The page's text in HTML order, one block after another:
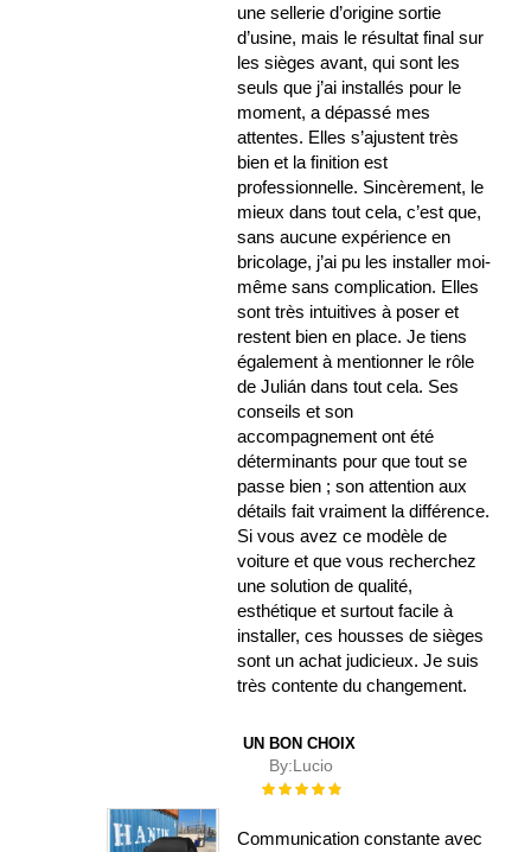
une sellerie d’origine sortie
d’usine, mais le résultat final sur
les sièges avant, qui sont les
seuls que j’ai installés pour le
moment, a dépassé mes
attentes. Elles s’ajustent très
bien et la finition est
professionnelle. Sincèrement, le
mieux dans tout cela, c’est que,
sans aucune expérience en
bricolage, j’ai pu les installer moi-
même sans complication. Elles
sont très intuitives à poser et
restent bien en place. Je tiens
également à mentionner le rôle
de Julián dans tout cela. Ses
conseils et son
accompagnement ont été
déterminants pour que tout se
passe bien ; son attention aux
détails fait vraiment la différence.
Si vous avez ce modèle de
voiture et que vous recherchez
une solution de qualité,
esthétique et surtout facile à
installer, ces housses de sièges
sont un achat judicieux. Je suis
très contente du changement.
UN BON CHOIX
By:Lucio
Évaluation :
Communication constante avec